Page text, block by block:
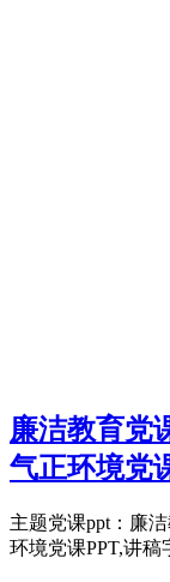
廉洁教育党
气正环境党
主题党课ppt：廉
环境党课PPT,讲稿